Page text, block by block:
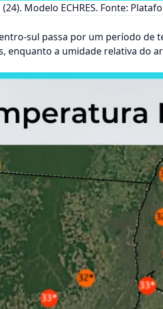
Modelo ECHRES. Fonte:
sul passa por um período de
enquanto a umidade relativa do